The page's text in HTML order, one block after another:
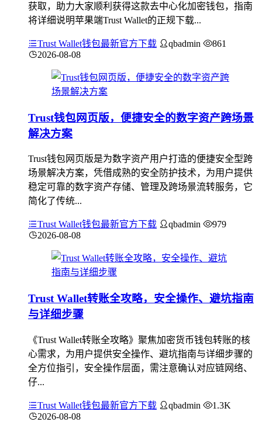
获取，助力大家顺利获得这款去中心化加密钱包，指南
将详细说明苹果端Trust Wallet的正规下载...
Trust Wallet钱包最新官方下载 qbadmin
861
2026-08-08
Trust钱包网页版，便捷安全的数字资产跨场景
解决方案
Trust钱包网页版是为数字资产用户打造的便捷安全型跨
场景解决方案，凭借成熟的安全防护技术，为用户提供
稳定可靠的数字资产存储、管理及跨场景流转服务，它
简化了传统...
Trust Wallet钱包最新官方下载 qbadmin
979
2026-08-08
Trust Wallet转账全攻略，安全操作、避坑指南
与详细步骤
《Trust Wallet转账全攻略》聚焦加密货币钱包转账的核
心需求，为用户提供安全操作、避坑指南与详细步骤的
全方位指引，安全操作层面，需注意确认对应链网络、
仔...
Trust Wallet钱包最新官方下载 qbadmin
1.3K
2026-08-08